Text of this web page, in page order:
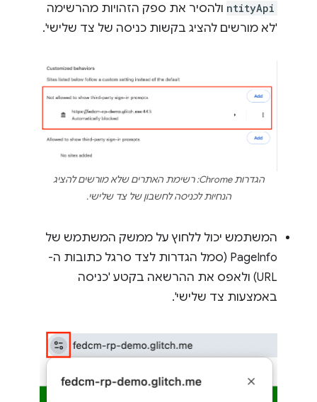
ntityApi ולהסיר את ספק הזהויות מהרשימה
'לא מורשים להציג בקשות כניסה של צד שלישי'.
הגדרות Chrome: רשימת האתרים שלא מורשים להציג
הנחיות לכניסה לחשבון של צד שלישי.
המשתמש יכול ללחוץ על ממשק המשתמש של
PageInfo (סמל הגדרות לצד סרגל כתובות ה-
URL) ולאפס את ההרשאה בקטע 'כניסה
באמצעות צד שלישי'.